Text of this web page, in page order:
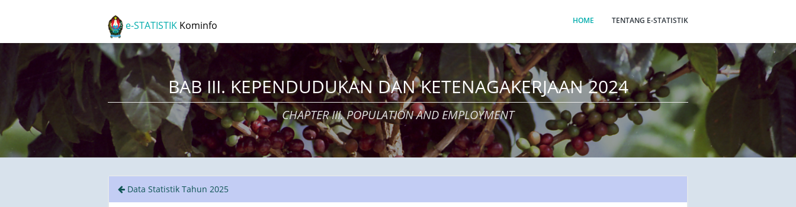
e-STATISTIK Kominfo HOME TENTANG E-STATISTIK
BAB III. KEPENDUDUKAN DAN KETENAGAKERJAAN 2024
CHAPTER III. POPULATION AND EMPLOYMENT
Data Statistik Tahun 2025